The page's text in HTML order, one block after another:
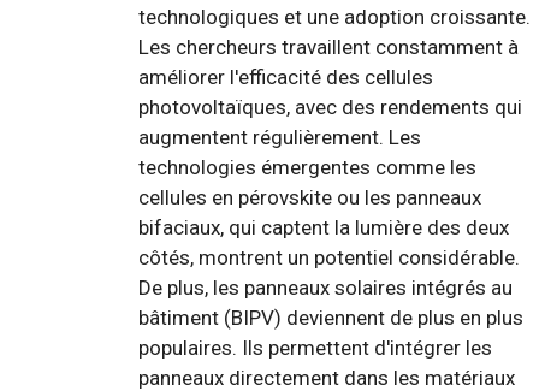
technologiques et une adoption croissante.
Les chercheurs travaillent constamment à
améliorer l'efficacité des cellules
photovoltaïques, avec des rendements qui
augmentent régulièrement. Les
technologies émergentes comme les
cellules en pérovskite ou les panneaux
bifaciaux, qui captent la lumière des deux
côtés, montrent un potentiel considérable.
De plus, les panneaux solaires intégrés au
bâtiment (BIPV) deviennent de plus en plus
populaires. Ils permettent d'intégrer les
panneaux directement dans les matériaux